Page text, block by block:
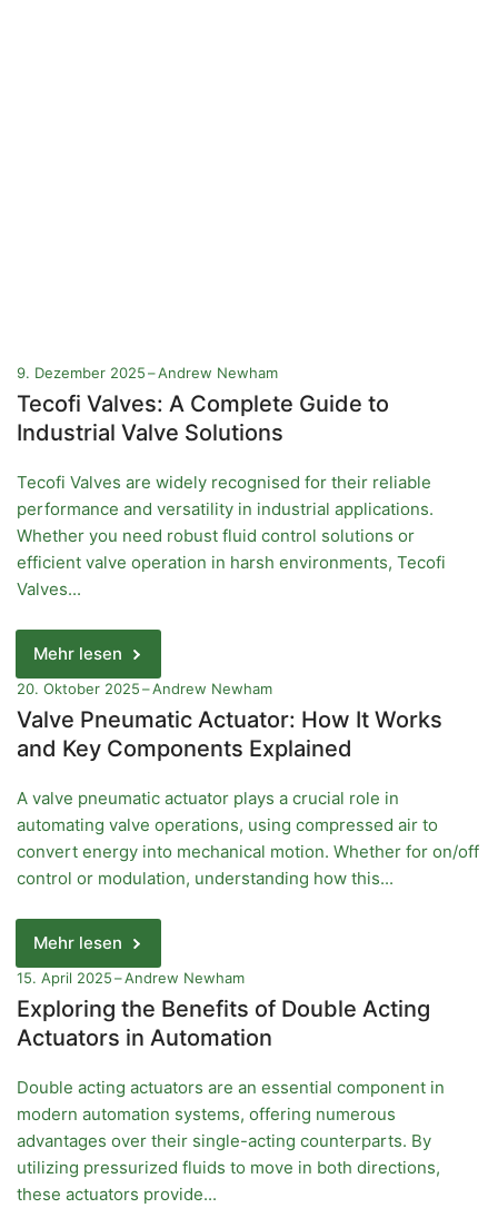
9. Dezember 2025 Andrew Newham
Tecofi Valves: A Complete Guide to
Industrial Valve Solutions
Tecofi Valves are widely recognised for their reliable
performance and versatility in industrial applications.
Whether you need robust fluid control solutions or
efficient valve operation in harsh environments, Tecofi
Valves...
Mehr lesen
20. Oktober 2025 Andrew Newham
Valve Pneumatic Actuator: How It Works
and Key Components Explained
A valve pneumatic actuator plays a crucial role in
automating valve operations, using compressed air to
convert energy into mechanical motion. Whether for on/off
control or modulation, understanding how this...
Mehr lesen
15. April 2025 Andrew Newham
Exploring the Benefits of Double Acting
Actuators in Automation
Double acting actuators are an essential component in
modern automation systems, offering numerous
advantages over their single-acting counterparts. By
utilizing pressurized fluids to move in both directions,
these actuators provide...